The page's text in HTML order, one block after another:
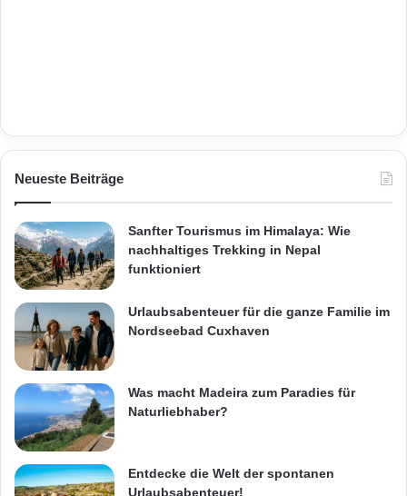
Neueste Beiträge
Sanfter Tourismus im Himalaya: Wie
nachhaltiges Trekking in Nepal
funktioniert
Urlaubsabenteuer für die ganze Familie im
Nordseebad Cuxhaven
Was macht Madeira zum Paradies für
Naturliebhaber?
Entdecke die Welt der spontanen
Urlaubsabenteuer!